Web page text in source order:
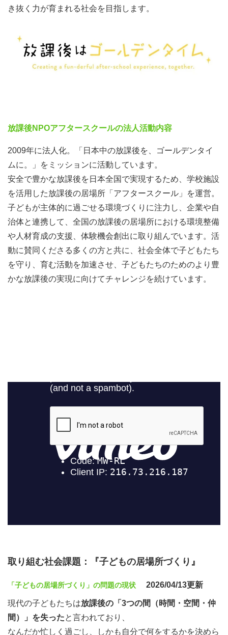
き抜く力が育まれる社会を目指します。
放課後NPOアフタースクールの法人活動内容
2009年に法人化。「日本中の放課後を、ゴールデンタイ
ムに。」をミッションに活動しています。
安全で豊かな放課後を日本全国で実現するため、学校施設
を活用した放課後の居場所「アフタースクール」を運営。
子どもが主体的に過ごせる環境づくりに注力し、企業や自
治体と連携して、全国の放課後の居場所における環境整備
や人材育成の支援、体験機会創出に取り組んでいます。活
動に賛同くださる多くの方と共に、社会全体で子どもたち
を守り、育む活動を加速させ、子どもたちのためのより豊
かな放課後の実現に向けてチャレンジを続けています。
取り組む社会課題：『子どもの居場所づくり』
「子どもの居場所づくり」の問題の現状 2026/04/13更新
現代の子どもたちは放課後の「3つの間（時間・空間・仲
間）」を失ったと言われており、
なんだか忙しく過ごし、しかも自分で何をするかを決めら